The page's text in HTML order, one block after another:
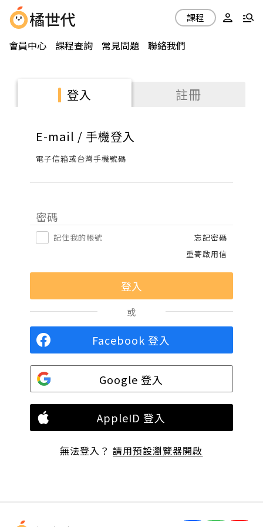
會員中心 課程查詢 常見問題 聯絡我們
課程
登入 註冊
E-mail / 手機登入
電子信箱或台灣手機號碼
密碼
記住我的帳號
忘記密碼
重寄啟用信
或
Facebook 登入
Google 登入
AppleID 登入
無法登入？請用預設瀏覽器開啟